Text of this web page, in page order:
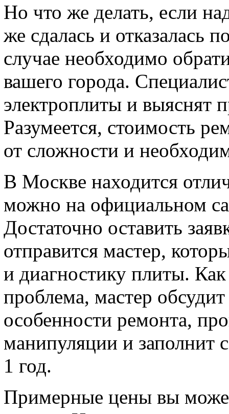
Но что же делать, если
же сдалась и отказалась
случае необходимо
вашего города.
электроплиты и выяснят
Разумеется, стоимость
от сложности и
В Москве находится
можно на официальном
Достаточно оставить
отправится мастер,
и диагностику плиты.
проблема, мастер
особенности ремонта,
манипуляции и заполнит
1 год.
Примерные цены вы